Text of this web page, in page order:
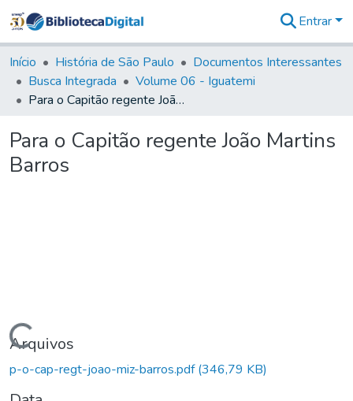
&
Coleções
Tudo na
Biblioteca
Estatísticas
Entrar
Início História de São Paulo
Documentos Interessantes
Busca Integrada
Volume 06 - Iguatemi
Para o Capitão regente João Martins Barros
Para o Capitão regente João Martins
Barros
Carregando...
Arquivos
p-o-cap-regt-joao-miz-barros.pdf(346,79 KB)